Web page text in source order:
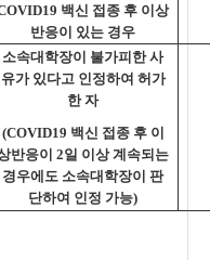
백신 접종 후 이상
반응이 있는 경우
소속대학장이 불가피한 사
유가 있다고 인정하여 허가
한 자
(COVID19 백신 접종 후 이
반응이 2일 이상 계속되는
경우에도 소속대학장이 판
단하여 인정 가능)